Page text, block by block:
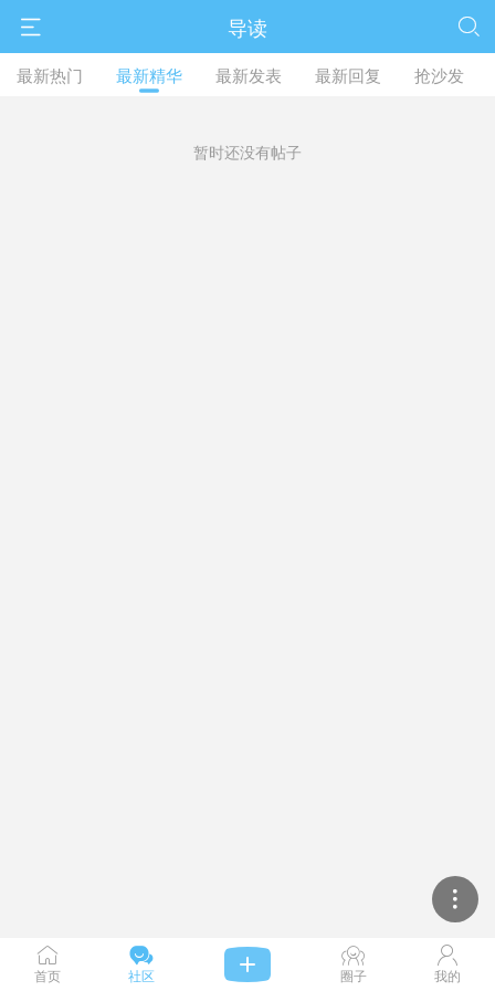
 
导读
最新热门 最新精华 最新发表 最新回复 抢沙发
暂时还没有帖子

首页

社区

圈子

我的